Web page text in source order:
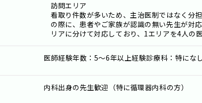
訪問エリア
看取り件数が多いため、主治医制ではなく分
の際に、患者やご家族が認識の無い先生が対
リアに分けて対応しており、1エリアを4人の
医師経験年数：5～6年以上経験診療科：特になし
内科出身の先生歓迎（特に循環器内科の方）